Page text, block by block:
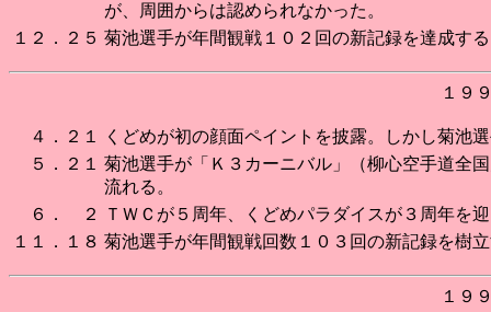
が、周囲からは認められなかった。
１２．２５ 菊池選手が年間観戦１０２回の新記録を達成す
１９
４．２１
くどめが初の顔面ペイントを披露。しかし菊池
５．２１
菊池選手が「Ｋ３カーニバル」（柳心空手道全
流れる。
６． ２
ＴＷＣが５周年、くどめパラダイスが３周年を
１１．１８ 菊池選手が年間観戦回数１０３回の新記録を樹
１９